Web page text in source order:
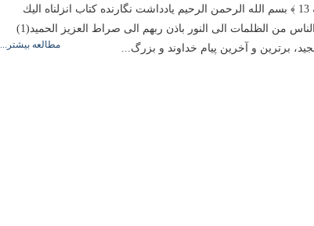
﴿صفحه 13 ﴾ بسم الله الرحمن الرحیم یادداشت نگارنده كتاب انزلناه الیك
لتخرج الناس من الظلمات الى النور باذن ربهم الى صراط العزیز الحمید(1)
برترین و آخرین پیام خداوند و بزرگ‌...
مطالعه بیشتر...